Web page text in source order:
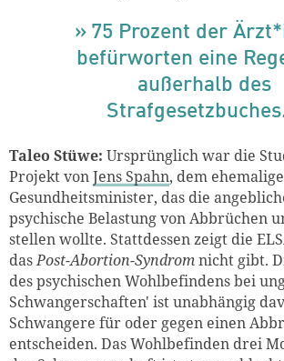
75 Prozent der
befürworten eine
außerhalb des
Strafgesetzbuches
Taleo Stüwe: Ursprünglich war die
Projekt vonJens Spahn, dem
Gesundheitsminister, das die
psychische Belastung von Abbrüchen
stellen wollte. Stattdessenzeigt die
dasPost-Abortion-Syndromnicht gibt.
des psychischen Wohlbefindens bei
Schwangerschaften' ist unabhängig
Schwangere für oder gegen einen
entscheiden. Das Wohlbefinden drei